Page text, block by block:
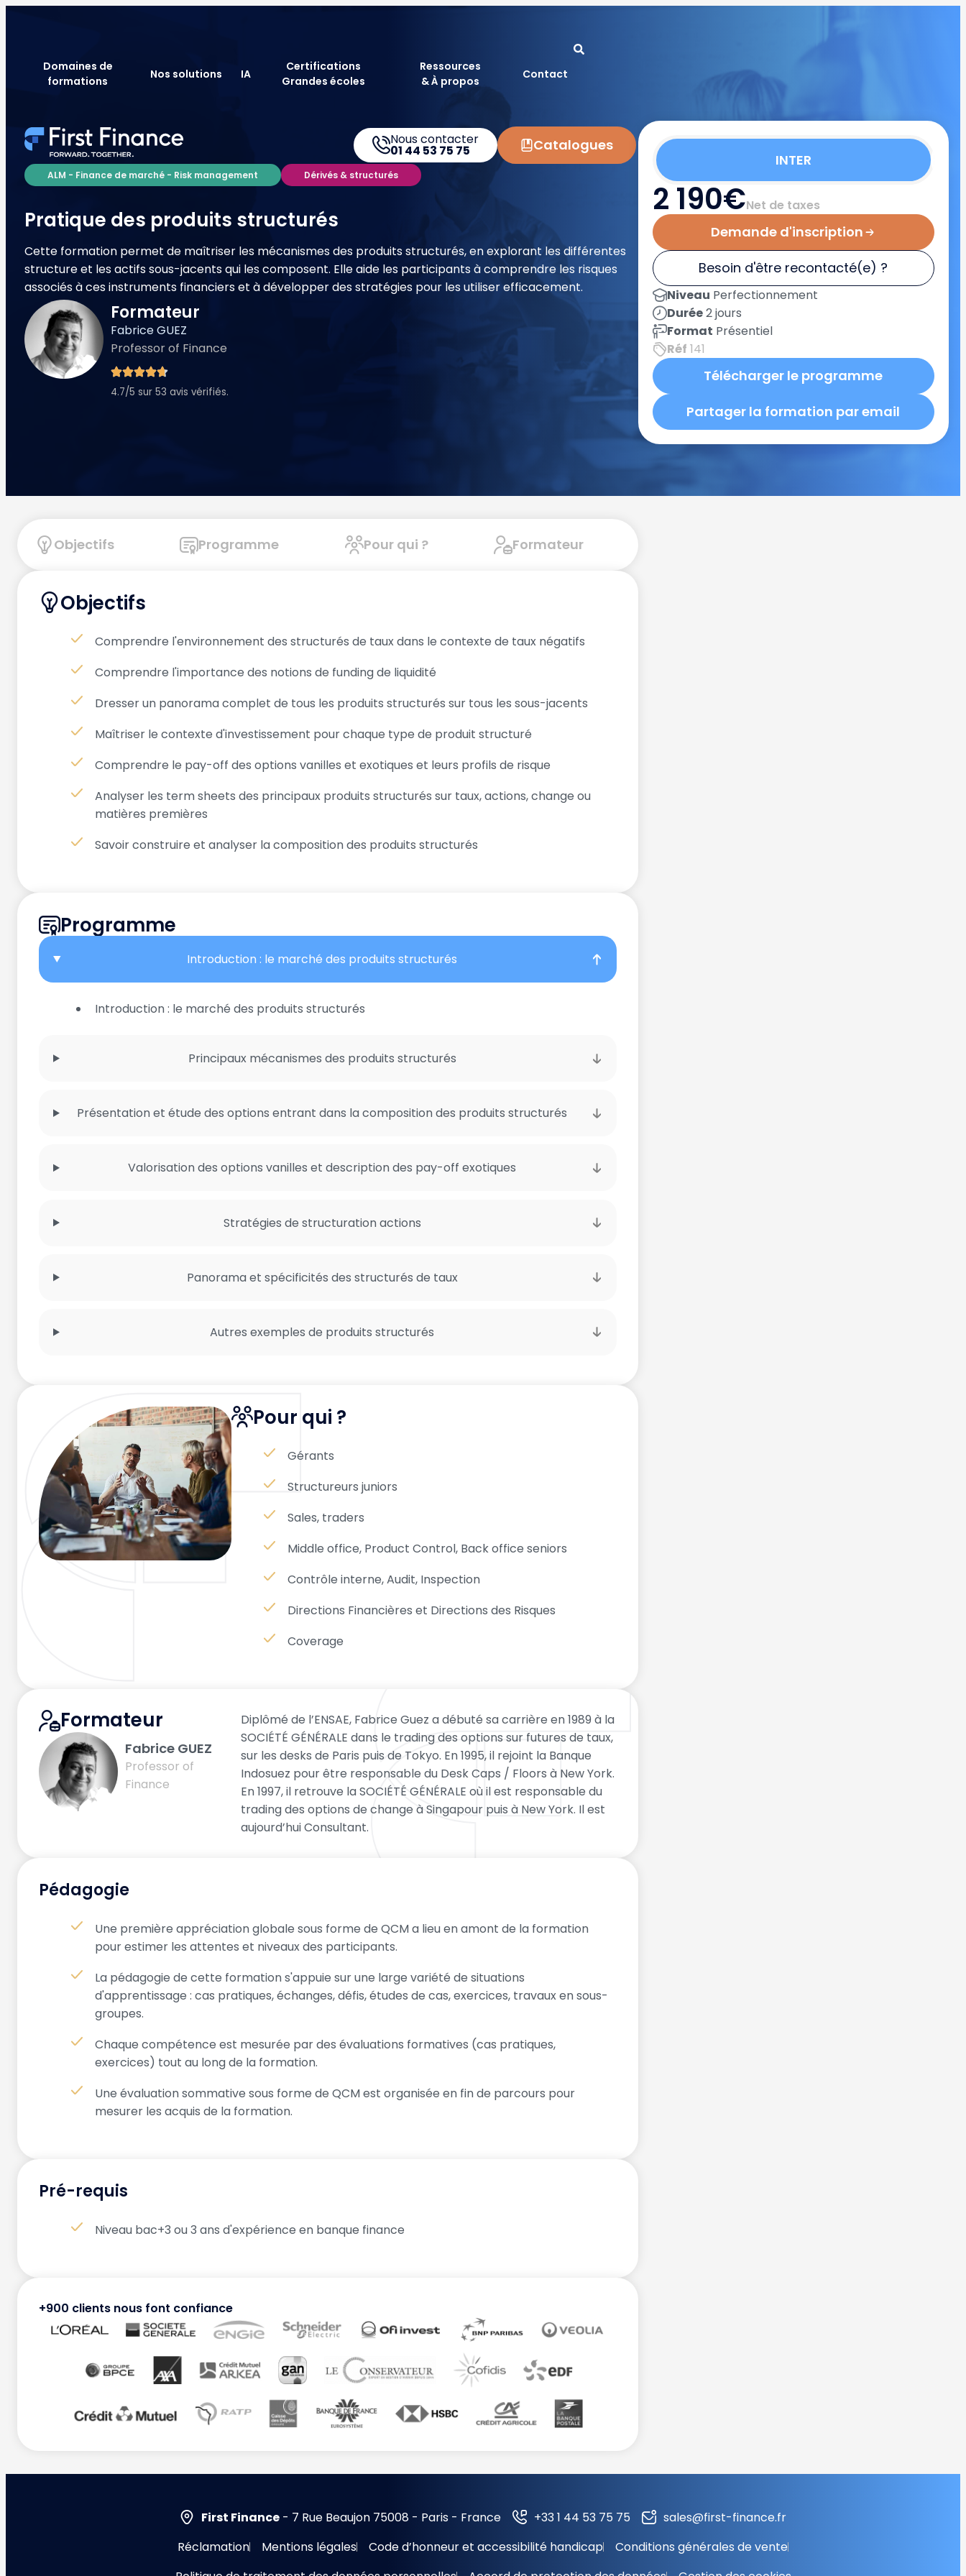
INTER
2 190€Net de taxes
Demande d'inscription
Besoin d'être recontacté(e) ?
Niveau Perfectionnement
Durée2 jours
Format Présentiel
Réf 141
Télécharger le programme
Partager la formation par email
Domaines de
formations
Nos solutions IA
Certifications
Grandes écoles
Ressources
& À propos
Contact
Catalogues
Nous contacter
01 44 53 75 75
ALM - Finance de marché - Risk management Dérivés & structurés
Pratique des produits structurés
Cette formation permet de maîtriser les mécanismes des produits structurés, en explorant les différentes
structure et les actifs sous-jacents qui les composent. Elle aide les participants à comprendre les risques
associés à ces instruments financiers et à développer des stratégies pour les utiliser efficacement.
Formateur
Fabrice GUEZ
Professor of Finance
4.7/5 sur 53 avis vérifiés.
Objectifs Programme Pour qui ? Formateur
Objectifs
Comprendre l'environnement des structurés de taux dans le contexte de taux négatifs
Comprendre l'importance des notions de funding de liquidité
Dresser un panorama complet de tous les produits structurés sur tous les sous-jacents
Maîtriser le contexte d'investissement pour chaque type de produit structuré
Comprendre le pay-off des options vanilles et exotiques et leurs profils de risque
Analyser les term sheets des principaux produits structurés sur taux, actions, change ou
matières premières
Savoir construire et analyser la composition des produits structurés
Programme
Introduction : le marché des produits structurés
Introduction : le marché des produits structurés
Principaux mécanismes des produits structurés
Présentation et étude des options entrant dans la composition des produits structurés
Valorisation des options vanilles et description des pay-off exotiques
Stratégies de structuration actions
Panorama et spécificités des structurés de taux
Autres exemples de produits structurés
Pour qui ?
Gérants
Structureurs juniors
Sales, traders
Middle office, Product Control, Back office seniors
Contrôle interne, Audit, Inspection
Directions Financières et Directions des Risques
Coverage
Formateur
Fabrice GUEZ
Professor of
Finance
Diplômé de l’ENSAE, Fabrice Guez a débuté sa carrière en 1989 à la
SOCIÉTÉ GÉNÉRALE dans le trading des options sur futures de taux,
sur les desks de Paris puis de Tokyo. En 1995, il rejoint la Banque
Indosuez pour être responsable du Desk Caps / Floors à New York.
En 1997, il retrouve la SOCIÉTÉ GÉNÉRALE où il est responsable du
trading des options de change à Singapour puis à New York. Il est
aujourd’hui Consultant.
Pédagogie
Une première appréciation globale sous forme de QCM a lieu en amont de la formation
pour estimer les attentes et niveaux des participants.
La pédagogie de cette formation s'appuie sur une large variété de situations
d'apprentissage : cas pratiques, échanges, défis, études de cas, exercices, travaux en sous-
groupes.
Chaque compétence est mesurée par des évaluations formatives (cas pratiques,
exercices) tout au long de la formation.
Une évaluation sommative sous forme de QCM est organisée en fin de parcours pour
mesurer les acquis de la formation.
Pré-requis
Niveau bac+3 ou 3 ans d'expérience en banque finance
+900 clients nous font confiance
First Finance - 7 Rue Beaujon 75008 - Paris - France +33 1 44 53 75 75
sales@first-finance.fr
Réclamation
Mentions légales Code d’honneur et accessibilité handicap
Conditions générales de vente